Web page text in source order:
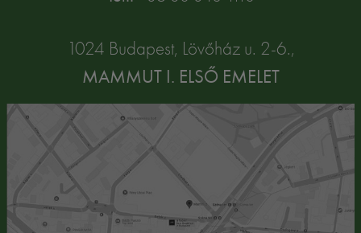
1024 Budapest, Lövőház u. 2-6.,
MAMMUT I. ELSŐ EMELET